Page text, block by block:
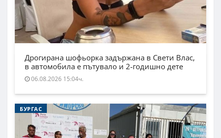
Дрогирана шофьорка задържана в Свети Влас,
в автомобила е пътувало и 2-годишно дете
06.08.2026 15:04ч.
БУРГАС